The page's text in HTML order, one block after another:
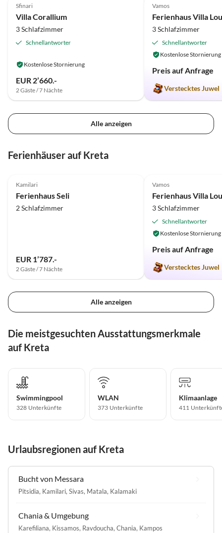
Sfinari
Villa Corallium
3 Schlafzimmer
Schnellantworter
Kostenlose Stornierung
EUR 2’660.-
2 Gäste / 7 Nächte
Vamos
Ferienhaus Villa
3 Schlafzimmer
Schnellantworter
Kostenlose Stornierung
Preis auf Anfrage
Verstecktes Juwel
Alle anzeigen
Ferienhäuser auf Kreta
Kamilari
Ferienhaus Seli
2 Schlafzimmer
EUR 1’787.-
2 Gäste / 7 Nächte
Vamos
Ferienhaus Villa
3 Schlafzimmer
Schnellantworter
Kostenlose Stornierung
Preis auf Anfrage
Verstecktes Juwel
Alle anzeigen
Die meistgesuchten Ausstattungsmerkmale
auf Kreta
Swimmingpool
328 Unterkünfte
WLAN
373 Unterkünfte
Klimaanlage
411
Urlaubsregionen auf Kreta
Bucht von Messara
Pitsidia, Kamilari, Sivas, Matala, Kalamaki
Chania & Umgebung
Karefiliana, Kissamos, Ravdoucha, Chania, Kampos